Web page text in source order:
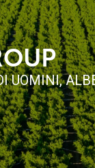
UOMINI,